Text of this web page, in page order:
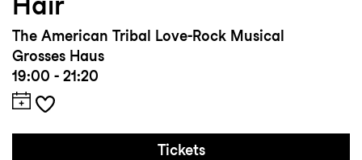
The American Tribal Love-Rock Musical
Grosses Haus
19:00 - 21:20
Tickets